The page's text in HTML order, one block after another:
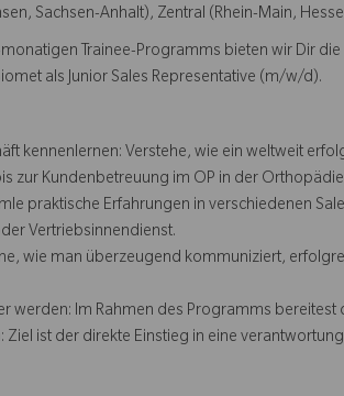
Sachsen-Anhalt), Zentral (Rhein-Main,
Trainee-Programms bieten wir Dir
als Junior Sales Representative (m/w/d).
kennenlernen: Verstehe, wie ein weltweit
zur Kundenbetreuung im OP in der Orthopädie
praktische Erfahrungen in verschiedenen
Vertriebsinnendienst.
wie man überzeugend kommuniziert,
Im Rahmen des Programms bereitest
ist der direkte Einstieg in eine